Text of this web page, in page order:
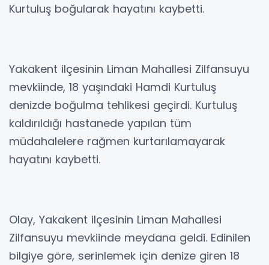
Kurtuluş boğularak hayatını kaybetti.
Yakakent ilçesinin Liman Mahallesi Zilfansuyu
mevkiinde, 18 yaşındaki Hamdi Kurtuluş
denizde boğulma tehlikesi geçirdi. Kurtuluş
kaldırıldığı hastanede yapılan tüm
müdahalelere rağmen kurtarılamayarak
hayatını kaybetti.
Olay, Yakakent ilçesinin Liman Mahallesi
Zilfansuyu mevkiinde meydana geldi. Edinilen
bilgiye göre, serinlemek için denize giren 18